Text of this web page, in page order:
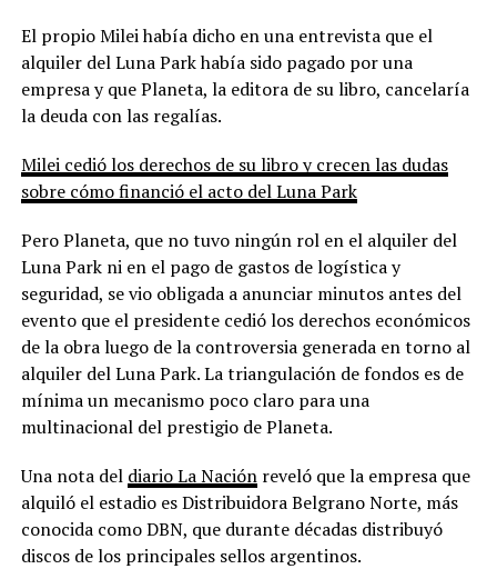
El propio Milei había dicho en una entrevista que el
alquiler del Luna Park había sido pagado por una
empresa y que Planeta, la editora de su libro, cancelaría
la deuda con las regalías.
Milei cedió los derechos de su libro y crecen las dudas
sobre cómo financió el acto del Luna Park
Pero Planeta, que no tuvo ningún rol en el alquiler del
Luna Park ni en el pago de gastos de logística y
seguridad, se vio obligada a anunciar minutos antes del
evento que el presidente cedió los derechos económicos
de la obra luego de la controversia generada en torno al
alquiler del Luna Park. La triangulación de fondos es de
mínima un mecanismo poco claro para una
multinacional del prestigio de Planeta.
Una nota del diario La Naciónreveló que la empresa que
alquiló el estadio es Distribuidora Belgrano Norte, más
conocida como DBN, que durante décadas distribuyó
discos de los principales sellos argentinos.